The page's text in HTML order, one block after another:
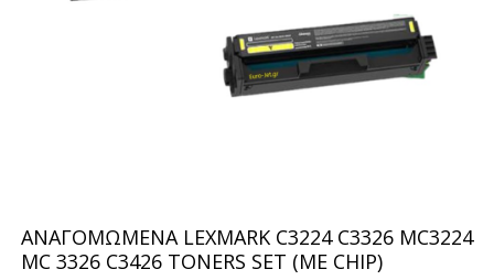
ΑΝΑΓΟΜΩΜΕΝΑ LEXMARK C3224 C3326 MC3224
MC 3326 C3426 TONERS SET (ΜΕ CHIP)